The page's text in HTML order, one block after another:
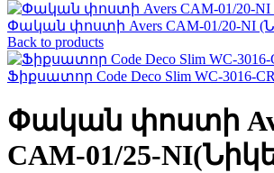
Փական փոստի Avers CAM-01/20-NI
Back to products
Ֆիքսատոր Code Deco Slim WC-3016-
Փական փոստի
CAM-01/25-